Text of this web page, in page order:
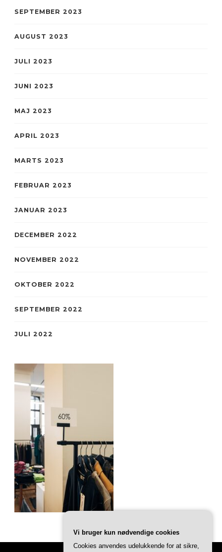
SEPTEMBER 2023
AUGUST 2023
JULI 2023
JUNI 2023
MAJ 2023
APRIL 2023
MARTS 2023
FEBRUAR 2023
JANUAR 2023
DECEMBER 2022
NOVEMBER 2022
OKTOBER 2022
SEPTEMBER 2022
JULI 2022
Vi bruger kun nødvendige cookies
Cookies anvendes udelukkende for at sikre,